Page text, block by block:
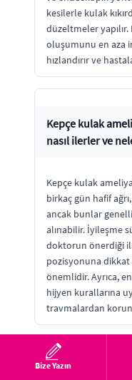
kesilerle kulak
düzeltmeler
oluşumunu en aza
hızlandırır ve
Kepçe kulak
nasıl ilerler ve
Kepçe kulak
birkaç gün hafif
ancak bunlar
alınabilir. İyileşme
doktorun önerdiği
pozisyonuna dikkat
önemlidir. Ayrıca,
hijyen kurallarına
travmalardan
Kulak kepçesi
Bize Yazın